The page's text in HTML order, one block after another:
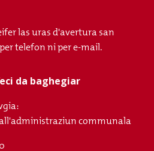
las uras d'avertura san
telefon ni per e-mail.
da baghegiar
communala